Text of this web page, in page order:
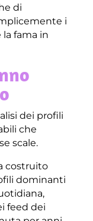
di
i
fama in
dei profili
che
scale.
costruito
dominanti
feed dei